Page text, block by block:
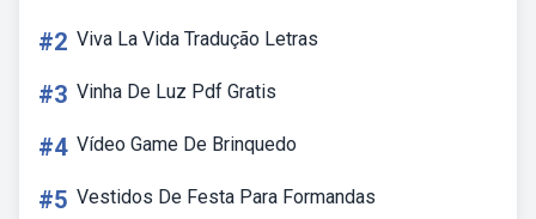
#2 Viva La Vida Tradução Letras
#3 Vinha De Luz Pdf Gratis
#4 Vídeo Game De Brinquedo
#5 Vestidos De Festa Para Formandas